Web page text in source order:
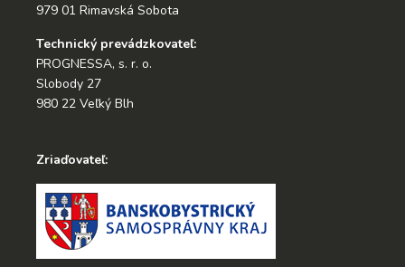
979 01 Rimavská Sobota
Technický prevádzkovateľ:
PROGNESSA, s. r. o.
Slobody 27
980 22 Veľký Blh
Zriaďovateľ: